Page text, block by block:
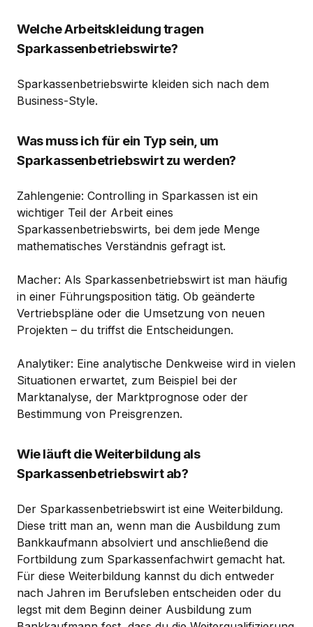
Welche Arbeitskleidung tragen
Sparkassenbetriebswirte?
Sparkassenbetriebswirte kleiden sich nach dem
Business-Style.
Was muss ich für ein Typ sein, um
Sparkassenbetriebswirt zu werden?
Zahlengenie: Controlling in Sparkassen ist ein
wichtiger Teil der Arbeit eines
Sparkassenbetriebswirts, bei dem jede Menge
mathematisches Verständnis gefragt ist.
Macher: Als Sparkassenbetriebswirt ist man häufig
in einer Führungsposition tätig. Ob geänderte
Vertriebspläne oder die Umsetzung von neuen
Projekten – du triffst die Entscheidungen.
Analytiker: Eine analytische Denkweise wird in vielen
Situationen erwartet, zum Beispiel bei der
Marktanalyse, der Marktprognose oder der
Bestimmung von Preisgrenzen.
Wie läuft die Weiterbildung als
Sparkassenbetriebswirt ab?
Der Sparkassenbetriebswirt ist eine Weiterbildung.
Diese tritt man an, wenn man die Ausbildung zum
Bankkaufmann absolviert und anschließend die
Fortbildung zum Sparkassenfachwirt gemacht hat.
Für diese Weiterbildung kannst du dich entweder
nach Jahren im Berufsleben entscheiden oder du
legst mit dem Beginn deiner Ausbildung zum